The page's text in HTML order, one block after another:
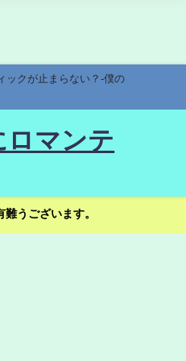
ックが止まらない？-僕の
ロマンテ
うございます。